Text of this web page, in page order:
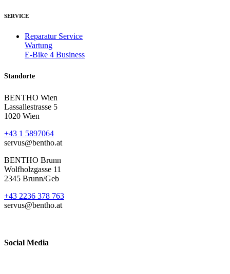
SERVICE
Reparatur Service
Wartung
E-Bike 4 Business
Standorte
BENTHO Wien
Lassallestrasse 5
1020 Wien
+43 1 5897064
servus@bentho.at
BENTHO Brunn
Wolfholzgasse 11
2345 Brunn/Geb
+43 2236 378 763
servus@bentho.at
Social Media